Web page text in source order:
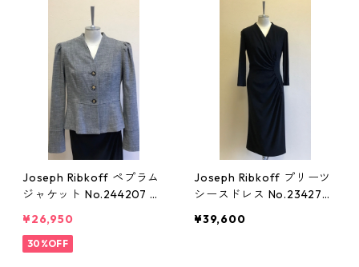
Joseph Ribkoff ペプラム
ジャケット No.244207 グ
フ
¥26,950
30%OFF
Joseph Ribkoff プリーツ
シースドレス No.234272
ブコフ 黒
¥39,600